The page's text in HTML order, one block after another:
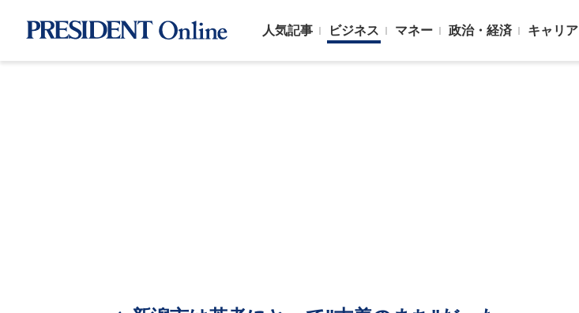
人気記事 ビジネス マネー 政治・経済 キャリア